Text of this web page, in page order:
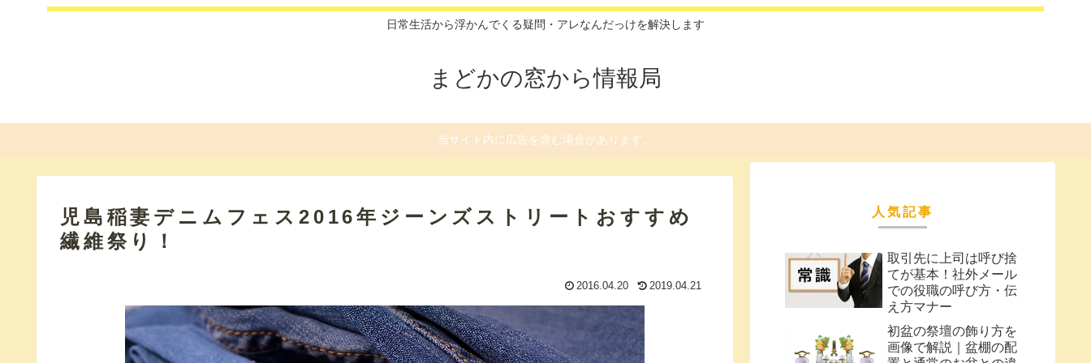
日常生活から浮かんでくる疑問・アレなんだっけを解決します
まどかの窓から情報局
当サイト内に広告を含む場合があります。
児島稲妻デニムフェス2016年ジーンズストリートおすすめ
繊維祭り！
2016.04.20 2019.04.21
人気記事
取引先に上司は呼び捨
てが基本！社外メール
での役職の呼び方・伝
え方マナー
初盆の祭壇の飾り方を
画像で解説｜盆棚の配